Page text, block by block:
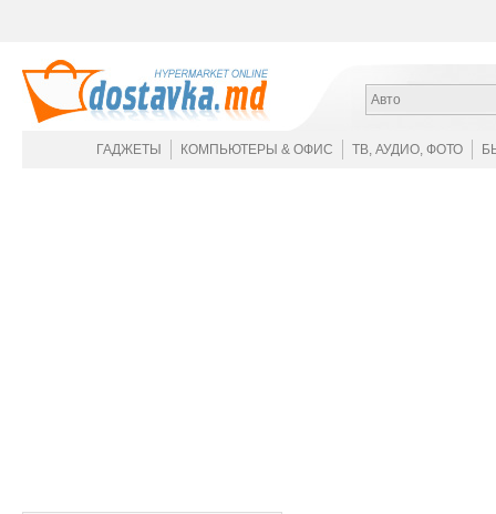
Авто
ГАДЖЕТЫ КОМПЬЮТЕРЫ & ОФИС ТВ, АУДИО, ФОТО